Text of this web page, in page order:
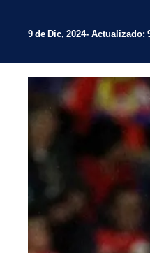
9 de Dic, 2024 Actualizado: